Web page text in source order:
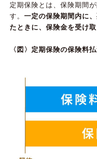
定期保険とは、保険期間
す。 一定の保険期間内に
たときに、保険金を受け取
〈図〉定期保険の保険料